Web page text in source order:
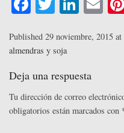
bo
ok
tte
r
ed
In
ail
bo
ok
tte
r
ed ail
Published 29 noviembre, 2015 at
almendras y soja
Deja una respuesta
Tu dirección de correo
obligatorios están marcados con